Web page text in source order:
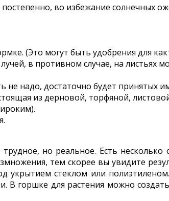
во избежание солнечных
(Это могут быть удобрения для
в противном случае, на листьях
не надо, достаточно будет принятых
из дерновой, торфяной,
но реальное. Есть несколько
тем скорее вы увидите
стеклом или
горшке для растения можно